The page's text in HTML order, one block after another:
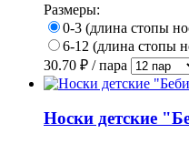
Размеры:
0-3 (длина стопы
6-12 (длина стопы
30.70 ₽ / пара
Носки детские